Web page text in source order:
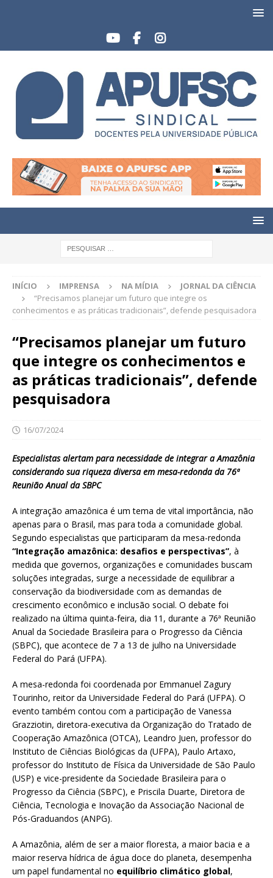
INÍCIO IMPRENSA NA MÍDIA
JORNAL DA CIÊNCIA
“Precisamos planejar um futuro que integre os
conhecimentos e as práticas tradicionais”, defende pesquisadora
“Precisamos planejar um futuro
que integre os conhecimentos e
as práticas tradicionais”, defende
pesquisadora
16/07/2024
Especialistas alertam para necessidade de integrar a Amazônia
considerando sua riqueza diversa em mesa-redonda da 76ª
Reunião Anual da SBPC
A integração amazônica é um tema de vital importância, não
apenas para o Brasil, mas para toda a comunidade global.
Segundo especialistas que participaram da mesa-redonda
“Integração amazônica: desafios e perspectivas”, à
medida que governos, organizações e comunidades buscam
soluções integradas, surge a necessidade de equilibrar a
conservação da biodiversidade com as demandas de
crescimento econômico e inclusão social. O debate foi
realizado na última quinta-feira, dia 11, durante a 76ª Reunião
Anual da Sociedade Brasileira para o Progresso da Ciência
(SBPC), que acontece de 7 a 13 de julho na Universidade
Federal do Pará (UFPA).
A mesa-redonda foi coordenada por Emmanuel Zagury
Tourinho, reitor da Universidade Federal do Pará (UFPA). O
evento também contou com a participação de Vanessa
Grazziotin, diretora-executiva da Organização do Tratado de
Cooperação Amazônica (OTCA), Leandro Juen, professor do
Instituto de Ciências Biológicas da (UFPA), Paulo Artaxo,
professor do Instituto de Física da Universidade de São Paulo
(USP) e vice-presidente da Sociedade Brasileira para o
Progresso da Ciência (SBPC), e Priscila Duarte, Diretora de
Ciência, Tecnologia e Inovação da Associação Nacional de
Pós-Graduandos (ANPG).
A Amazônia, além de ser a maior floresta, a maior bacia e a
maior reserva hídrica de água doce do planeta, desempenha
um papel fundamental no equilíbrio climático global,